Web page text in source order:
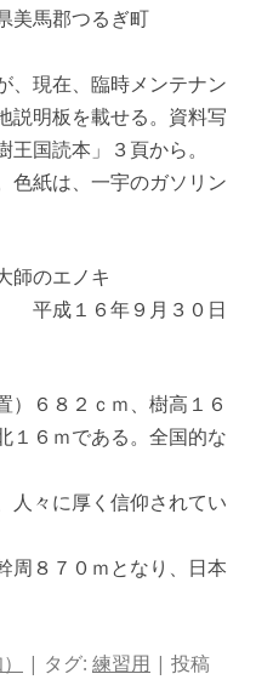
馬郡つるぎ町
、現在、臨時メンテナン
説明板を載せる。資料写
国読本」３頁から。
色紙は、一宇のガソリン
のエノキ
平成１６年９月３０日
）６８２ｃｍ、樹高１６
１６ｍである。全国的な
人々に厚く信仰されてい
周８７０ｍとなり、日本
| タグ: 練習用 | 投稿